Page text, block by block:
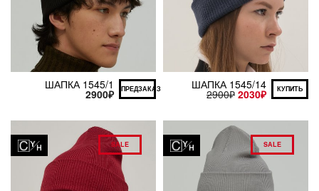
ШАПКА 1545/1
2900₽ ПРЕДЗАКАЗ ШАПКА 1545/14
2900₽ 2030₽ КУПИТЬ
SALE SALE